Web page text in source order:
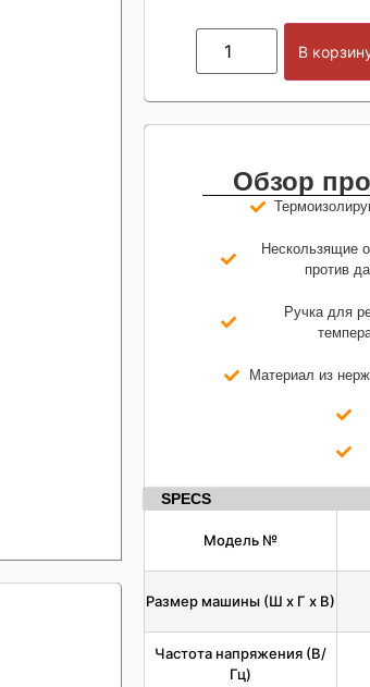
В
Обзор
Нескользящие
против
Ручка для
Материал из
SPECS
Модель №
Размер машины (Ш х Г х В)
Частота напряжения (В/
Гц)